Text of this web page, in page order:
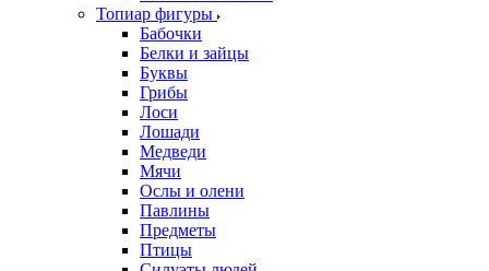
Топиар фигуры
Бабочки
Белки и зайцы
Буквы
Грибы
Лоси
Лошади
Медведи
Мячи
Ослы и олени
Павлины
Предметы
Птицы